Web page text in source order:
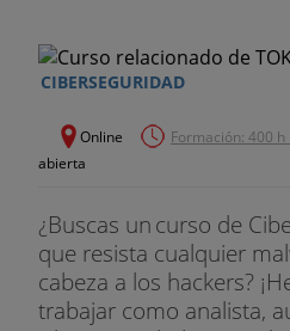
CIBERSEGURIDAD
Online Formación: 400 h
abierta
¿Buscas un curso de
que resista cualquier
cabeza a los hackers?
trabajar como analista,